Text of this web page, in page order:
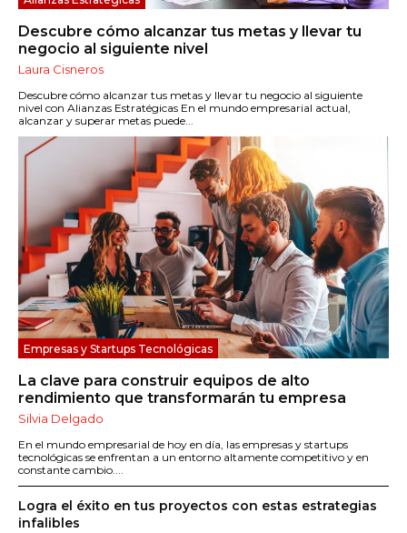
Descubre cómo alcanzar tus metas y llevar tu
negocio al siguiente nivel
Laura Cisneros
Descubre cómo alcanzar tus metas y llevar tu negocio al siguiente
nivel con Alianzas Estratégicas En el mundo empresarial actual,
alcanzar y superar metas puede...
Empresas y Startups Tecnológicas
La clave para construir equipos de alto
rendimiento que transformarán tu empresa
Silvia Delgado
En el mundo empresarial de hoy en día, las empresas y startups
tecnológicas se enfrentan a un entorno altamente competitivo y en
constante cambio....
Logra el éxito en tus proyectos con estas estrategias
infalibles